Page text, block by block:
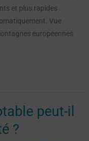
et plus rapides
Vue
européennes
peut-il
?